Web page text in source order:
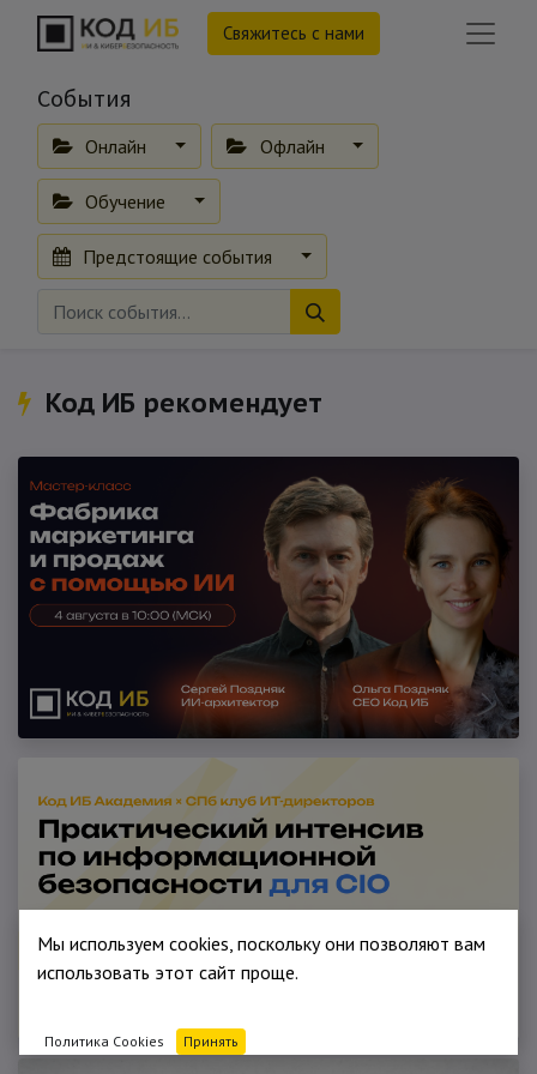
Свяжитесь с нами
События
Онлайн Офлайн
Обучение
Предстоящие события
Код ИБ рекомендует
Мы используем cookies, поскольку они позволяют вам
использовать этот сайт проще.
Политика Cookies Принять